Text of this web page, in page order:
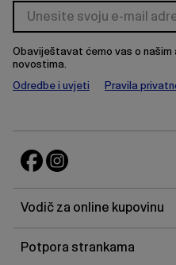
Obaviještavat ćemo vas o
novostima.
Odredbe i uvjeti
Pravila
Vodič za online kupovinu
Potpora strankama